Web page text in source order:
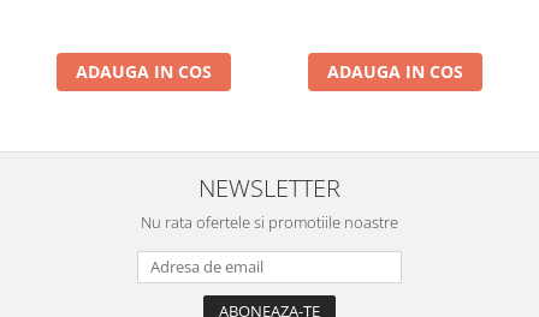
Ciocane rotopercutoare
Ciocane demolatoare
Masini de insurubat cu impact
ADAUGA IN COS ADAUGA IN COS
NEWSLETTER
Nu rata ofertele si promotiile noastre